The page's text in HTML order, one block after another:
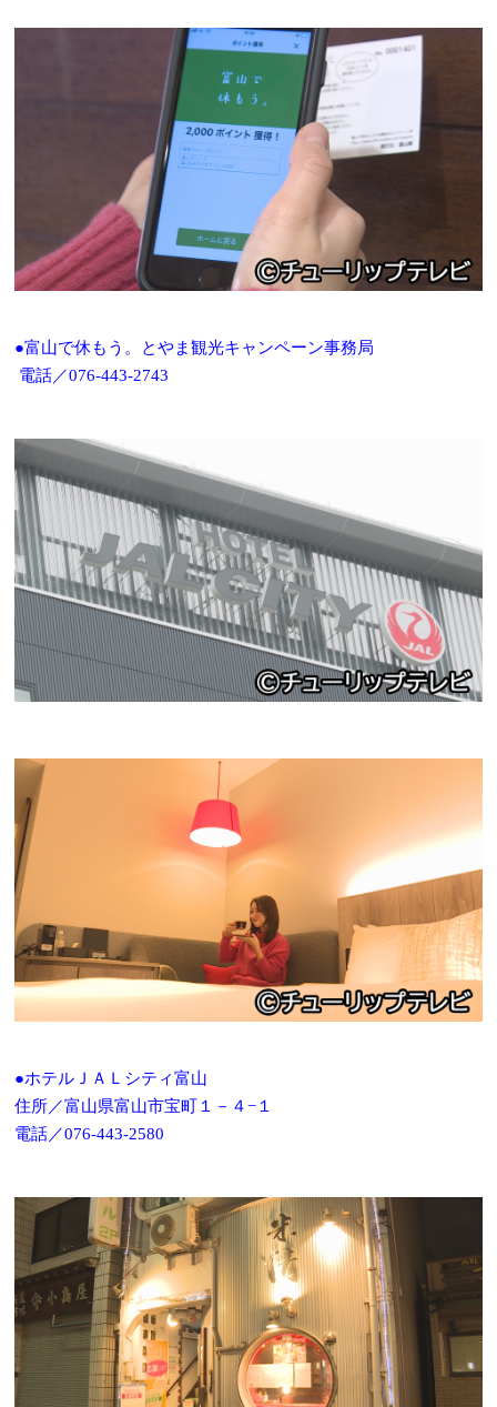
●富山で休もう。とやま観光キャンペーン事務局
電話／076-443-2743
●ホテルＪＡＬシティ富山
住所／富山県富山市宝町１－４−１
電話／076-443-2580